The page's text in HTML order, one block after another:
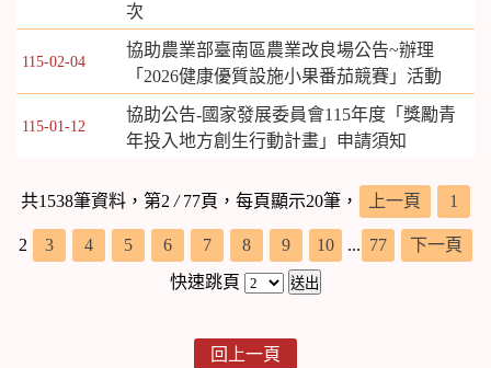
次
115-02-04
協助農業部臺南區農業改良場公告~辦理
「2026健康優質設施小果番茄競賽」活動
115-01-12
協助公告-國家發展委員會115年度「獎勵青
年投入地方創生行動計畫」申請須知
共1538筆資料，第2 /77頁，每頁顯示20筆， 上一頁 1
2 3 4 5 6 7 8 9 10 ... 77
下一頁
快速跳頁
回上一頁